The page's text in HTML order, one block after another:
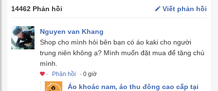
14462 Phản hồi Viết phản hồi
Nguyen van Khang
Shop cho mình hỏi bên bạn có áo kaki cho người
trung niên không ạ? Mình muốn đặt mua để tặng chú
mình.
· Phản hồi · 0 giờ
Áo khoác nam, áo thu đông cao cấp tại